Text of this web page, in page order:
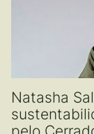
Natasha